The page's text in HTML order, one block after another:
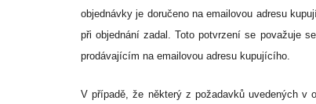
objednávky je doručeno na emailovou adresu
při objednání zadal. Toto potvrzení se považuje
prodávajícím na emailovou adresu kupujícího.
V případě, že některý z požadavků uvedených v